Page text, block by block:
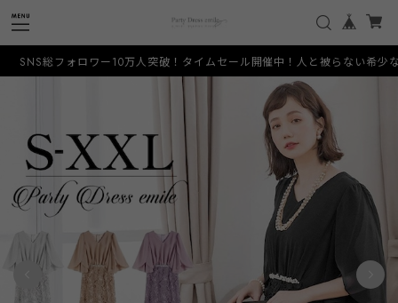
10万人突破！タイムセール開催中！人と被らない希少なデザインをお手